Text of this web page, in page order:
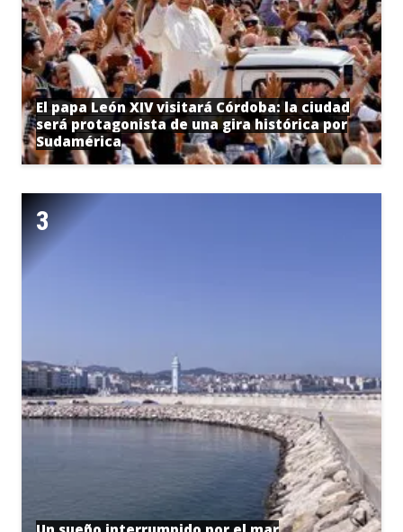
El papa León XIV visitará Córdoba: la ciudad
será protagonista de una gira histórica por
Sudamérica